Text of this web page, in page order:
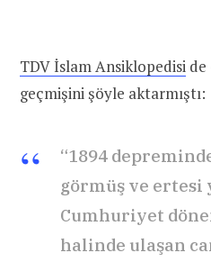
TDV İslam Ansiklopedisi de
geçmişini şöyle aktarmıştı:
“1894
görmüş ve
Cumhuriyet
halinde ulaşan